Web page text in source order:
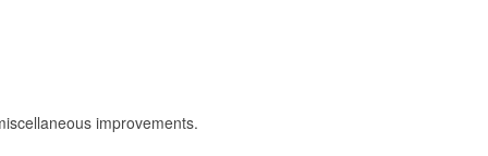
improvements.